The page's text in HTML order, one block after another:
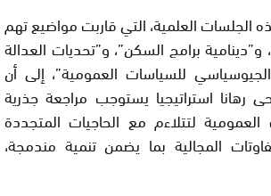
العلمية، التي قاربت مواضيع تهم
و”دينامية برامج السكن”، و”تحديات العدالة
الجيوسياسي للسياسات العمومية”، إلى أن
رهانا استراتيجيا يستوجب مراجعة جذرية
لتتلاءم مع الحاجيات المتجددة
المجالية بما يضمن تنمية مندمجة،